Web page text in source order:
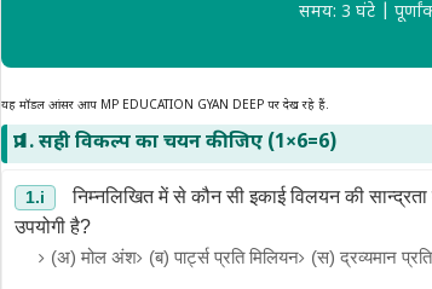
समय: 3 घंटे |
यह मॉडल आंसर आप MP EDUCATION GYAN DEEP पर देख रहे हैं.
प्र.1. सही विकल्प का चयन कीजिए (1×6=6)
1.i
निम्नलिखित में से कौन सी इकाई विलयन की
उपयोगी है?
(अ) मोल अंश
(ब) पार्ट्स प्रति मिलियन (स) द्रव्यमान